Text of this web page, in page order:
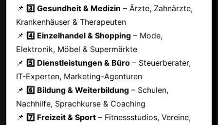
📌 3️⃣ Gesundheit & Medizin – Ärzte, Zahnärzte,
Krankenhäuser & Therapeuten
📌 4️⃣ Einzelhandel & Shopping– Mode,
Elektronik, Möbel & Supermärkte
📌 5️⃣ Dienstleistungen & Büro– Steuerberater,
IT-Experten, Marketing-Agenturen
📌 6️⃣ Bildung & Weiterbildung– Schulen,
Nachhilfe, Sprachkurse & Coaching
📌 7️⃣ Freizeit & Sport– Fitnessstudios, Vereine,